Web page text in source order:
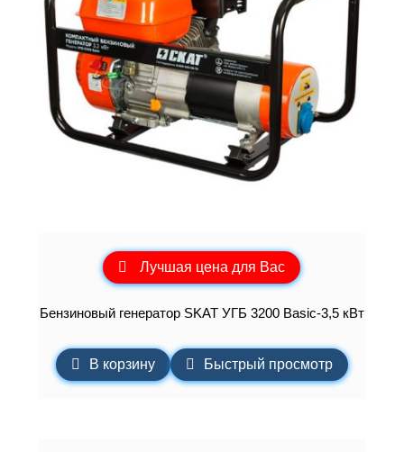
Лучшая цена для Вас
Бензиновый генератор SKAT УГБ 3200 Basic-3,5 кВт
В корзину Быстрый просмотр